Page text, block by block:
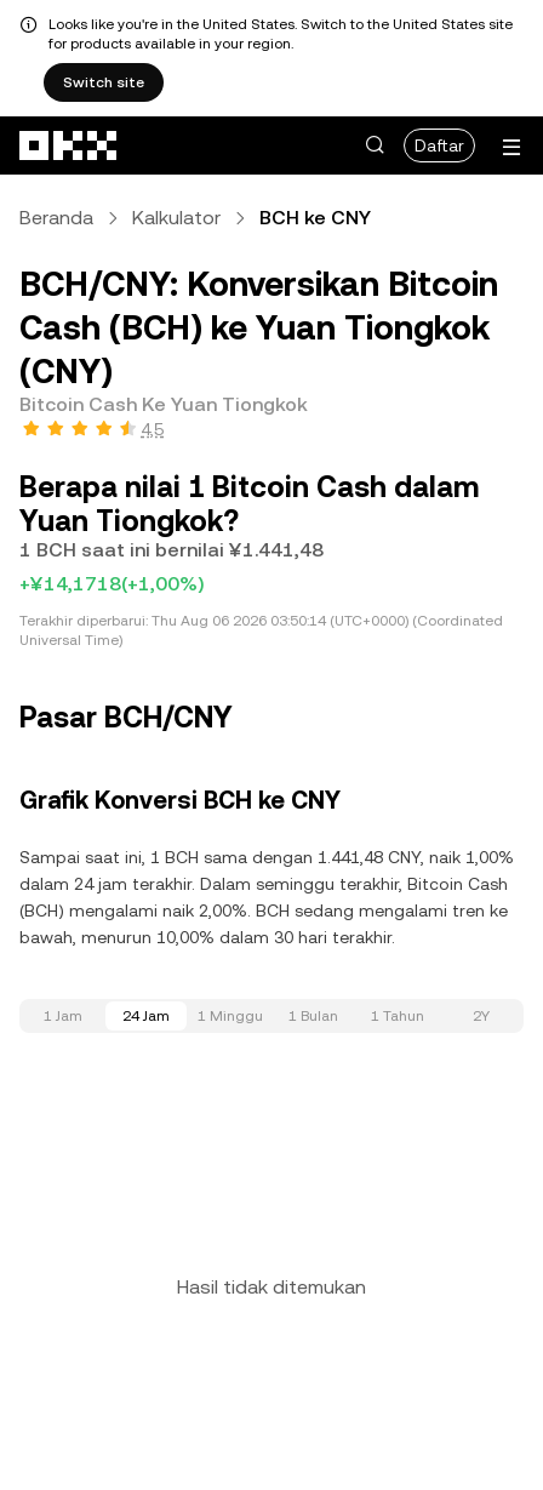
Looks like you're in the United States. Switch to the United States site
for products available in your region.
Switch site
Daftar
Beranda Kalkulator BCH ke CNY
BCH/CNY: Konversikan Bitcoin
Cash (BCH) ke Yuan Tiongkok
(CNY)
Bitcoin Cash Ke Yuan Tiongkok
4,5
Berapa nilai 1 Bitcoin Cash dalam
Yuan Tiongkok?
1 BCH saat ini bernilai ¥1.441,48
+¥14,1718(+1,00%)
Terakhir diperbarui: Thu Aug 06 2026 03:50:14 (UTC+0000) (Coordinated
Universal Time)
Pasar BCH/CNY
Grafik Konversi BCH ke CNY
Sampai saat ini, 1 BCH sama dengan 1.441,48 CNY, naik 1,00%
dalam 24 jam terakhir. Dalam seminggu terakhir, Bitcoin Cash
(BCH) mengalami naik 2,00%. BCH sedang mengalami tren ke
bawah, menurun 10,00% dalam 30 hari terakhir.
1 Jam 24 Jam 1 Minggu 1 Bulan 1 Tahun 2Y
Hasil tidak ditemukan